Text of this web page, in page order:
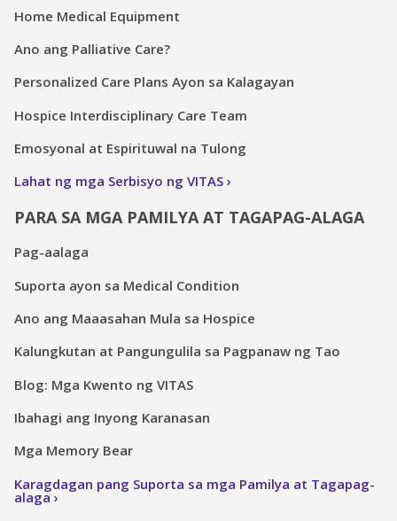
Home Medical Equipment
Ano ang Palliative Care?
Personalized Care Plans Ayon sa Kalagayan
Hospice Interdisciplinary Care Team
Emosyonal at Espirituwal na Tulong
Lahat ng mga Serbisyo ng VITAS
PARA SA MGA PAMILYA AT TAGAPAG-ALAGA
Pag-aalaga
Suporta ayon sa Medical Condition
Ano ang Maaasahan Mula sa Hospice
Kalungkutan at Pangungulila sa Pagpanaw ng Tao
Blog: Mga Kwento ng VITAS
Ibahagi ang Inyong Karanasan
Mga Memory Bear
Karagdagan pang Suporta sa mga Pamilya at Tagapag-
alaga